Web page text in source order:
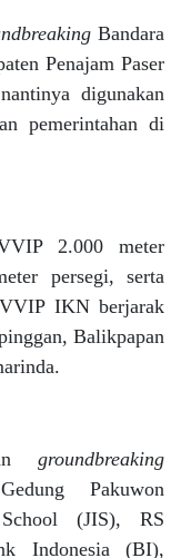
Bandara
Penajam Paser
digunakan
pemerintahan di
2.000 meter
persegi, serta
IKN berjarak
Balikpapan
groundbreaking
Pakuwon
(JIS), RS
Indonesia (BI),